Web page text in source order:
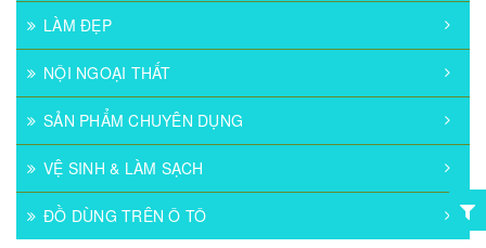
LÀM ĐẸP
NỘI NGOẠI THẤT
SẢN PHẨM CHUYÊN DỤNG
VỆ SINH & LÀM SẠCH
ĐỒ DÙNG TRÊN Ô TÔ